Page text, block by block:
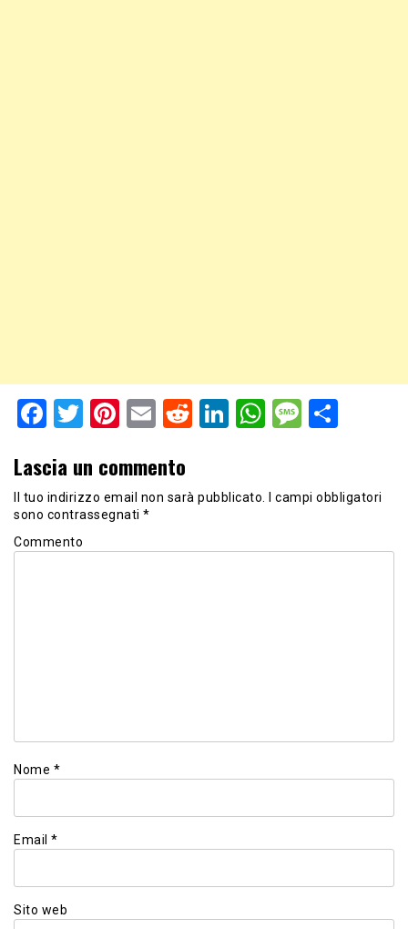
Facebook
TwitterPinterest
EmailRedditLinkedIn
WhatsApp
Lascia un commento
Il tuo indirizzo email non sarà pubblicato. I campi obbligatori
sono contrassegnati *
Commento
Nome *
Email *
Sito web